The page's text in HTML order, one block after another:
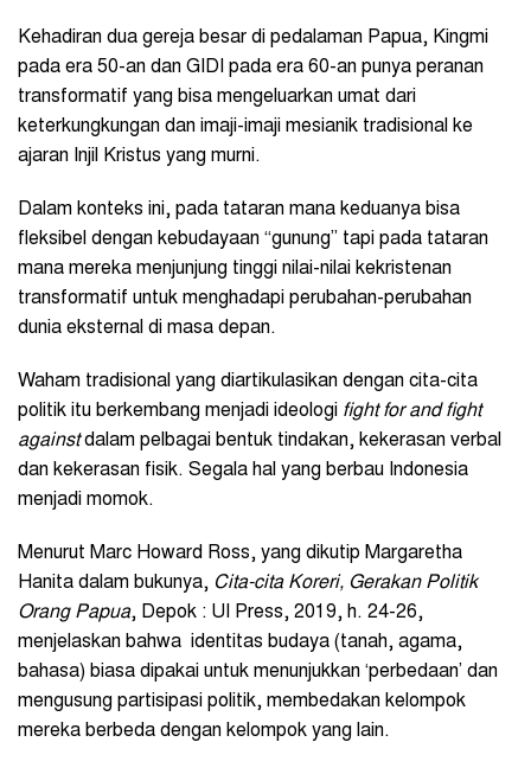
Kehadiran dua gereja besar di pedalaman Papua, Kingmi
pada era 50-an dan GIDI pada era 60-an punya peranan
transformatif yang bisa mengeluarkan umat dari
keterkungkungan dan imaji-imaji mesianik tradisional ke
ajaran Injil Kristus yang murni.
Dalam konteks ini, pada tataran mana keduanya bisa
fleksibel dengan kebudayaan “gunung” tapi pada tataran
mana mereka menjunjung tinggi nilai-nilai kekristenan
transformatif untuk menghadapi perubahan-perubahan
dunia eksternal di masa depan.
Waham tradisional yang diartikulasikan dengan cita-cita
politik itu berkembang menjadi ideologi fight for and fight
againstdalam pelbagai bentuk tindakan, kekerasan verbal
dan kekerasan fisik. Segala hal yang berbau Indonesia
menjadi momok.
Menurut Marc Howard Ross, yang dikutip Margaretha
Hanita dalam bukunya, Cita-cita Koreri, Gerakan Politik
Orang Papua, Depok : UI Press, 2019, h. 24-26,
menjelaskan bahwa identitas budaya (tanah, agama,
bahasa) biasa dipakai untuk menunjukkan ‘perbedaan’ dan
mengusung partisipasi politik, membedakan kelompok
mereka berbeda dengan kelompok yang lain.